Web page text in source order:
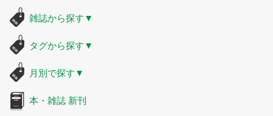
雑誌から探す ▼
タグから探す ▼
月別で探す ▼
本・雑誌 新刊